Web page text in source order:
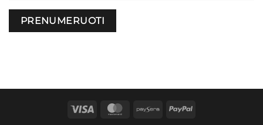
Palikite šį lauką tuščią.
Visa MasterCardPayseraPayPal